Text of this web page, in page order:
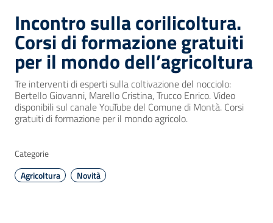
Incontro sulla corilicoltura.
Corsi di formazione gratuiti
per il mondo dell’agricoltura
Tre interventi di esperti sulla coltivazione del nocciolo:
Bertello Giovanni, Marello Cristina, Trucco Enrico. Video
disponibili sul canale YouTube del Comune di Montà. Corsi
gratuiti di formazione per il mondo agricolo.
Categorie
Agricoltura
Novità